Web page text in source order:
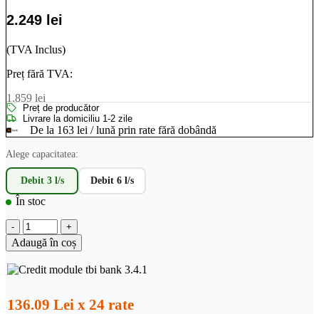
2.249 lei
(TVA Inclus)
Preț fără TVA:
1.859 lei
Preț de producător
Livrare la domiciliu 1-2 zile
De la 163 lei / lună prin rate fără dobândă
Alege capacitatea:
Debit 3 l/s Debit 6 l/s
În stoc
Cantitate
Separator
hidrocarburi
3
l-
Cl.
Adaugă în coș
136.09 Lei x 24 rate